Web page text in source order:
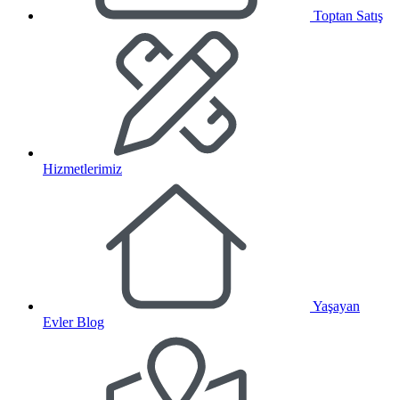
Toptan Satış
Hizmetlerimiz
Yaşayan
Evler Blog